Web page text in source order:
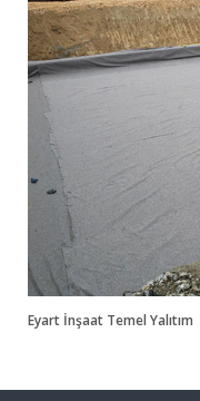
Eyart İnşaat Temel Yalıtım